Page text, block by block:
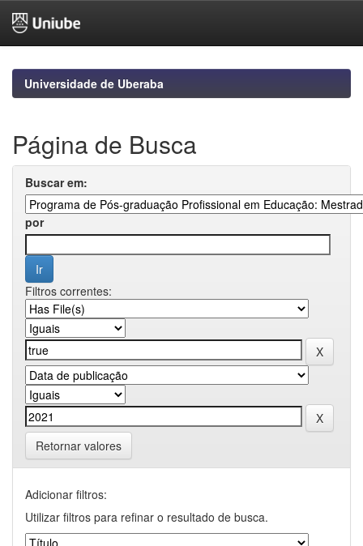
navigationUniversidade de Uberaba
Página de Busca
Buscar em:
por
Filtros correntes:
Retornar valores
Adicionar filtros:
Utilizar filtros para refinar o resultado de busca.